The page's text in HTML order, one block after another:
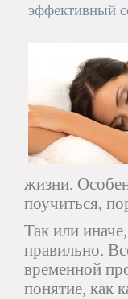
эффективный
жизни.
поучиться,
Так или
правильно.
временной
понятие, как